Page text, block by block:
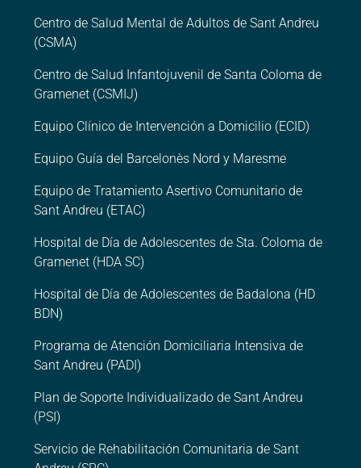
Centro de Salud Mental de Adultos de Sant Andreu
(CSMA)
Centro de Salud Infantojuvenil de Santa Coloma de
Gramenet (CSMIJ)
Equipo Clínico de Intervención a Domicilio (ECID)
Equipo Guía del Barcelonès Nord y Maresme
Equipo de Tratamiento Asertivo Comunitario de
Sant Andreu (ETAC)
Hospital de Día de Adolescentes de Sta. Coloma de
Gramenet (HDA SC)
Hospital de Día de Adolescentes de Badalona (HD
BDN)
Programa de Atención Domiciliaria Intensiva de
Sant Andreu (PADI)
Plan de Soporte Individualizado de Sant Andreu
(PSI)
Servicio de Rehabilitación Comunitaria de Sant